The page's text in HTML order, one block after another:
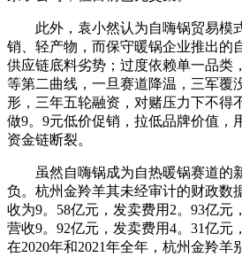
此外，袁小然认为自嗨锅贸易模
销、轻产物，而保守暖锅企业推出的
供应链底料劣势；过度依赖单一品类
等第二曲线，一旦赛道降温，三军覆
形，三年五轮融资，对赌压力下不得
做9。9元低价促销，拉低品牌价值，
资金链断裂。
虽然自嗨锅成为自热暖锅赛道的
负。杭州金羚羊其未经审计的财政数
收为9。58亿元，发卖费用2。93亿元
营收9。92亿元，发卖费用4。31亿元
在2020年和2021年全年，杭州金羚羊